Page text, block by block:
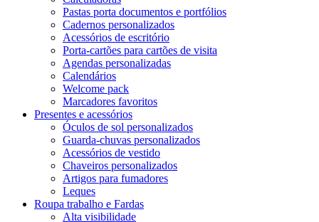
Pastas porta documentos e portfólios
Cadernos personalizados
Acessórios de escritório
Porta-cartões para cartões de visita
Agendas personalizadas
Calendários
Welcome pack
Marcadores favoritos
Presentes e acessórios
Óculos de sol personalizados
Guarda-chuvas personalizados
Acessórios de vestido
Chaveiros personalizados
Artigos para fumadores
Leques
Roupa trabalho e Fardas
Alta visibilidade